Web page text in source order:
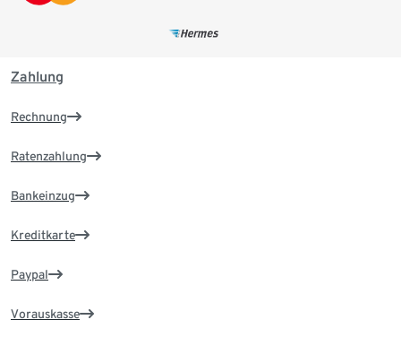
Zahlung
Rechnung
Ratenzahlung
Bankeinzug
Kreditkarte
Paypal
Vorauskasse